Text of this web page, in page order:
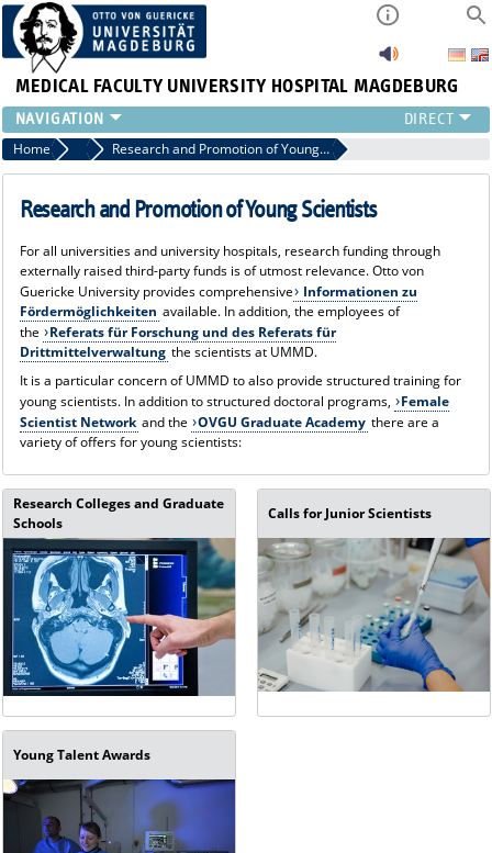
MEDICAL FACULTY UNIVERSITY HOSPITAL MAGDEBURG
INSTITUTE
CLINIC
CENTRAL FACILITIES
PRESS
INTERNATIONAL
INTRANET
ABOUT US
Home Research Research and Promotion of Young Scientists
Research and Promotion of Young Scientists
For all universities and university hospitals, research funding through
externally raised third-party funds is of utmost relevance. Otto von
Guericke University provides comprehensive
Informationen zu
Fördermöglichkeiten available. In addition, the employees of
the
Referats für Forschung und des Referats für
Drittmittelverwaltung the scientists at UMMD.
It is a particular concern of UMMD to also provide structured training for
young scientists. In addition to structured doctoral programs,
Female
Scientist Network and the OVGU Graduate Academy there are a
variety of offers for young scientists:
Research Colleges and Graduate
Schools
Calls for Junior Scientists
Young Talent Awards